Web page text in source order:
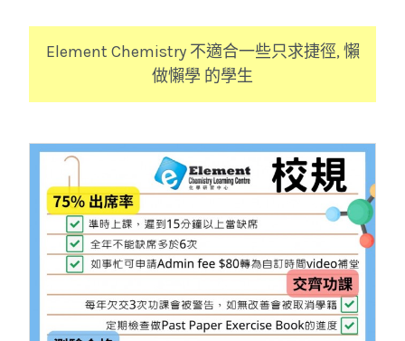
Element Chemistry 不適合一些只求捷徑, 懶
做懶學 的學生